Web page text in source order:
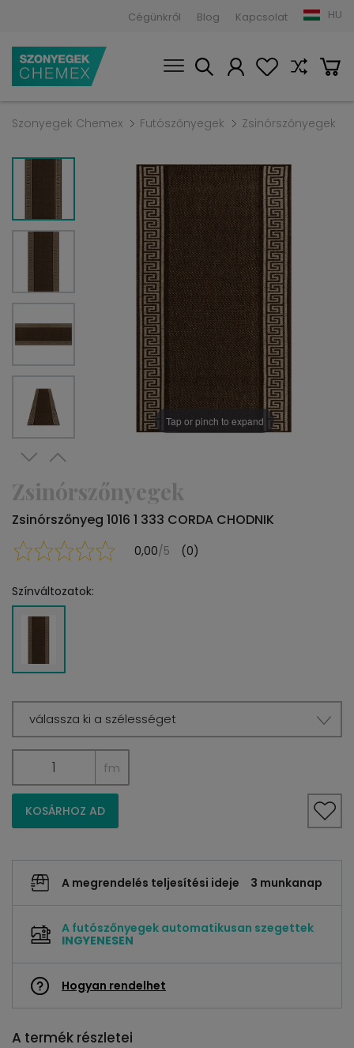
Cégünkről Blog Kapcsolat HU
Szonyegek Chemex Futószőnyegek Zsinórszőnyegek
Tap or pinch to expand
Zsinórszőnyegek
Zsinórszőnyeg 1016 1 333 CORDA CHODNIK
0,00/5 (0)
Színváltozatok:
válassza ki a szélességet
fm
KOSÁRHOZ AD
A megrendelés teljesítési ideje 3 munkanap
A futószőnyegek automatikusan szegettek
INGYENESEN
Hogyan rendelhet
A termék részletei